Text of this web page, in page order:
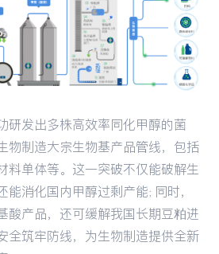
研发出多株高效率同化甲醇的菌
物制造大宗生物基产品管线，包括
料单体等。这一突破不仅能破解生
消化国内甲醇过剩产能；同时，
酸产品，还可缓解我国长期豆粕进
全筑牢防线，为生物制造提供全新